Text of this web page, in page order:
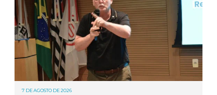
7 DE AGOSTO DE 2026